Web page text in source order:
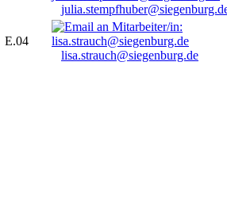
E.04
lisa.strauch@siegenburg.de